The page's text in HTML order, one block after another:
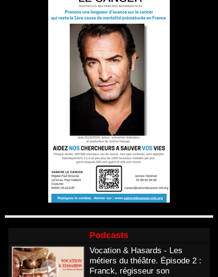
Podcasts
Vocation & Hasards - Les
métiers du théâtre. Épisode 2 :
Franck, régisseur son